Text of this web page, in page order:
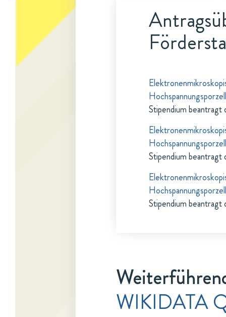
Stipendium beantragt
Stipendium beantragt
Stipendium beantragt
WIKIDATA